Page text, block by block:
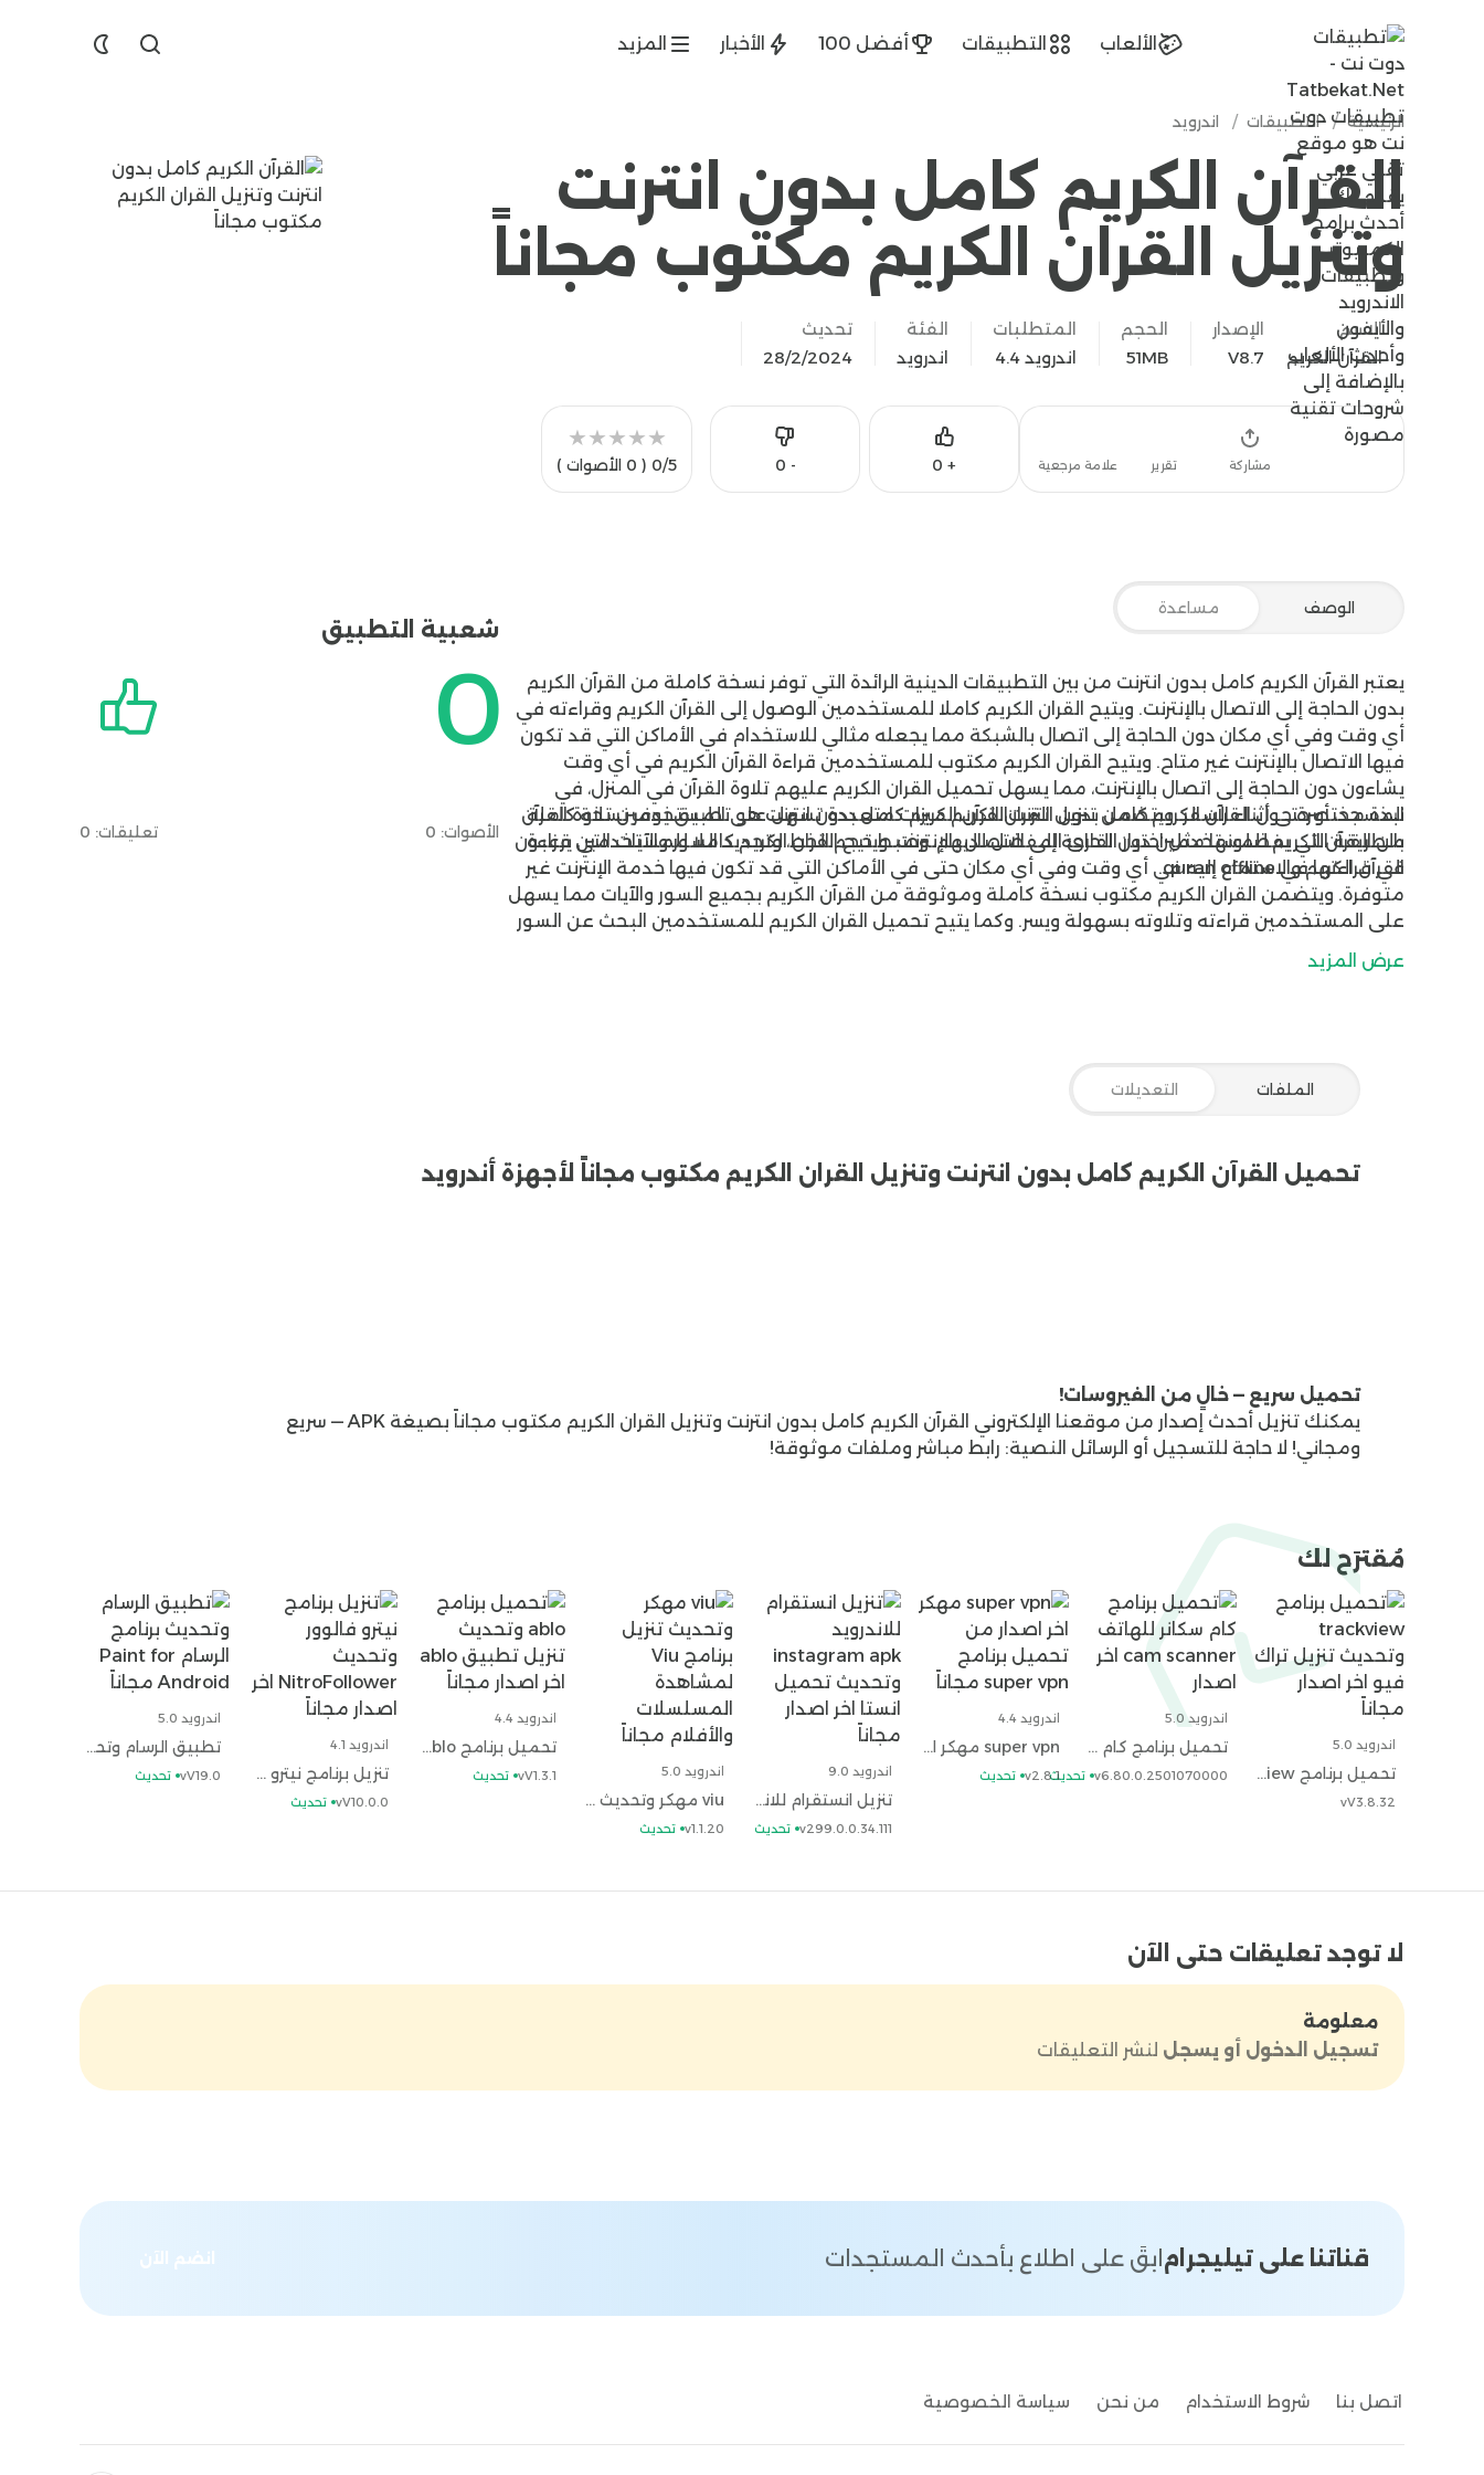
tatbekat.net
Find
الألعاب التطبيقات أفضل 100 الأخبار المزيد
الرئيسية / التطبيقات / اندرويد
القرآن الكريم كامل بدون انترنت
وتنزيل القران الكريم مكتوب مجاناً
الاسم
القرآن الكريم
الإصدار
V8.7
الحجم
51MB
المتطلبات
اندرويد 4.4
الفئة
اندرويد
تحديث
28/2/2024
+
0
Like -
0
تحميل
مشاركة تقرير علامة مرجعية
★
★
★
★
★
0/5 ( 0 الأصوات )
الوصف مساعدة
يعتبر القرآن الكريم كامل بدون انترنت من بين التطبيقات الدينية الرائدة التي توفر نسخة كاملة من القرآن الكريم
بدون الحاجة إلى الاتصال بالإنترنت. ويتيح القران الكريم كاملا للمستخدمين الوصول إلى القرآن الكريم وقراءته في
أي وقت وفي أي مكان دون الحاجة إلى اتصال بالشبكة مما يجعله مثالي للاستخدام في الأماكن التي قد تكون
فيها الاتصال بالإنترنت غير متاح. ويتيح القران الكريم مكتوب للمستخدمين قراءة القرآن الكريم في أي وقت
يشاءون دون الحاجة إلى اتصال بالإنترنت، مما يسهل تحميل القران الكريم عليهم تلاوة القرآن في المنزل، في
المسجد، أو حتى أثناء السفر. ويتضمن تنزيل القران الكريم ميزات متعددة تسهل على المستخدمين تلاوة القرآن
بالطريقة التي يفضلونها مثل اختيار القارئ المفضل لديهم، وضبط حجم الخط، وتحديد السور والآيات التي يرغبون
في قراءتها في quran offline.
نبذة مختصرة حول القرآن الكريم كامل بدون انترنتالقرآن الكريم كامل بدون انترنتهو تطبيق يوفر نسخة كاملة
من القرآن الكريم للمستخدمين دون الحاجة إلى الاتصال بالإنترنت. ويتيح القران الكريم كاملا للمستخدمين قراءة
القرآن الكريم والاستماع إليه في أي وقت وفي أي مكان حتى في الأماكن التي قد تكون فيها خدمة الإنترنت غير
متوفرة. ويتضمن القران الكريم مكتوب نسخة كاملة وموثوقة من القرآن الكريم بجميع السور والآيات مما يسهل
على المستخدمين قراءته وتلاوته بسهولة ويسر. وكما يتيح تحميل القران الكريم للمستخدمين البحث عن السور
والآيات بسهولة، والتنقل بين الصفحات بسلاسة من خلال واجهة بسيطة وسهلة الاستخدام. وتتميز ميزات
التفاعلية في تنزيل القران الكريم بتوفير خيارات متعددة للمستخدمين مثل اختيار القارئ المفضل لديهم وضبط
انقر فوق رابط القران الكريم كاملا الموجود في هذا المقال. هكذا ستتم إعادة توجيهك إلى صفحة جديدة تحتوي
على روابط مباشرة لتحميل القران الكريم مكتوب.
الخاصة بجهازك لتثبيت التطبيق.
رابعاً بمجرد تثبيت quran offlineابدأ في استخدامه واستمتع بميزاته الرائعة.
أبرز
مزايا القران الكريم كاملا1- الوصول السريع والمباشر : يمكن للمستخدمين في القرآن الكريم كامل بدون انترنت
فهم وتلاوة القرآن الكريم بشكل صحيح.5- تحديثات دورية
بشكل دوري لتحسين الأداء وإضافة ميزات جديدة. مما يضمن استمرارية تجربة المستخدم وتحسينها.الأسئلة
الشائعة حول quran offline
هل يتطلب القرآن الكريم كامل بدون انترنت اتصال بالإنترنت لاستخدامه؟
من القرآن الكريم بجميع السور والآيات بدون استثناء.
الكريم خيارات متعددة للقراء حيث يمكنك اختيار القارئ الذي تفضله من بين قائمة متنوعة من القراء
المشهورين.
وفي النهاية حمل أيضاً
عرض المزيد
شعبية التطبيق
0
الأصوات: 0 تعليقات: 0
الملفات التعديلات
تحميل القرآن الكريم كامل بدون انترنت وتنزيل القران الكريم مكتوب مجاناً لأجهزة أندرويد
تحميل سريع — خالٍ من الفيروسات!
يمكنك تنزيل أحدث إصدار من موقعنا الإلكتروني القرآن الكريم كامل بدون انترنت وتنزيل القران الكريم مكتوب مجاناً بصيغة APK — سريع
ومجاني! لا حاجة للتسجيل أو الرسائل النصية: رابط مباشر وملفات موثوقة!
مُقترَح لك
تحميل برنامج trackview وتحديث تنزيل تراك فيو اخر اصدار مجاناً
اندرويد 5.0
vV3.8.32
تحميل برنامج كام سكانر للهاتف cam scanner اخر اصدار
اندرويد 5.0
v6.80.0.2501070000 تحديث
super vpn مهكر اخر اصدار من تحميل برنامج super vpn مجاناً
اندرويد 4.4
v2.8.1 تحديث
تنزيل انستقرام للاندرويد instagram apk وتحديث تحميل انستا اخر اصدار مجاناً
اندرويد 9.0
v299.0.0.34.111 تحديث
viu مهكر وتحديث تنزيل برنامج Viu لمشاهدة المسلسلات والأفلام مجاناً
اندرويد 5.0
v1.1.20 تحديث
تحميل برنامج ablo وتحديث تنزيل تطبيق ablo اخر اصدار مجاناً
اندرويد 4.4
vV1.3.1 تحديث تنزيل برنامج نيترو فالوور وتحديث NitroFollower اخر اصدار مجاناً
اندرويد 4.1
vV10.0.0 تحديث
تطبيق الرسام وتحديث برنامج الرسام Paint for Android مجاناً
اندرويد 5.0
vV19.0 تحديث
لا توجد تعليقات حتى الآن
معلومة
تسجيل الدخول أو يسجل لنشر التعليقات
قناتنا على تيليجرام ابقَ على اطلاع بأحدث المستجدات انضم الآن
اتصل بنا شروط الاستخدام من نحن سياسة الخصوصية